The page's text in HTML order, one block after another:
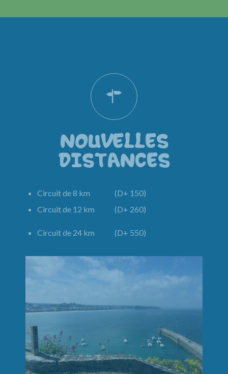
NOUVELLES
DISTANCES
Circuit de 8 km (D+ 150)
Circuit de 12 km (D+ 260)
Circuit de 24 km (D+ 550)